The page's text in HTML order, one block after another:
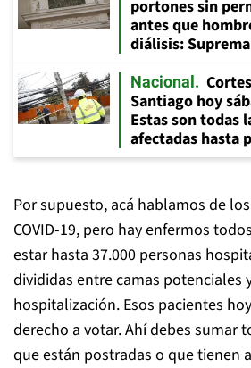
portones sin
antes que
diálisis:
Nacional
Santiago hoy
Estas son todas
afectadas hasta
Por supuesto, acá hablamos de
COVID-19, pero hay enfermos
estar hasta 37.000 personas
divididas entre camas potenciales
hospitalización. Esos pacientes
derecho a votar. Ahí debes sumar
que están postradas o que tienen